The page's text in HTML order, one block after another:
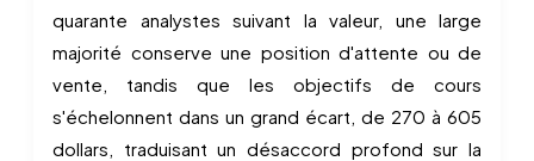
quarante analystes suivant la valeur, une large
majorité conserve une position d'attente ou de
vente, tandis que les objectifs de cours
s'échelonnent dans un grand écart, de 270 à 605
dollars, traduisant un désaccord profond sur la